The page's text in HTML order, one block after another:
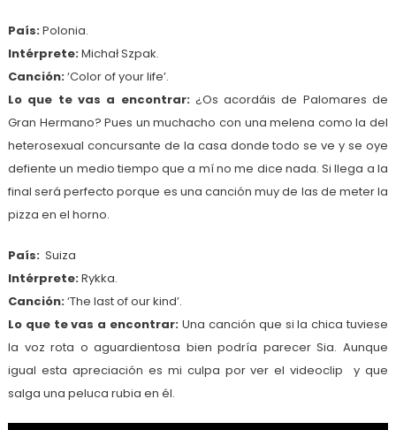
País:Polonia.
Intérprete:Michał Szpak.
Canción:‘Color of your life’.
Lo que te vas a encontrar:¿Os acordáis de Palomares de
Gran Hermano? Pues un muchacho con una melena como la del
heterosexual concursante de la casa donde todo se ve y se oye
defiente un medio tiempo que a mí no me dice nada. Si llega a la
final será perfecto porque es una canción muy de las de meter la
pizza en el horno.
País:Suiza
Intérprete:Rykka.
Canción:‘The last of our kind’.
Lo que te vas a encontrar: Una canción que si la chica tuviese
la voz rota o aguardientosa bien podría parecer Sia. Aunque
igual esta apreciación es mi culpa por ver el videoclip y que
salga una peluca rubia en él.